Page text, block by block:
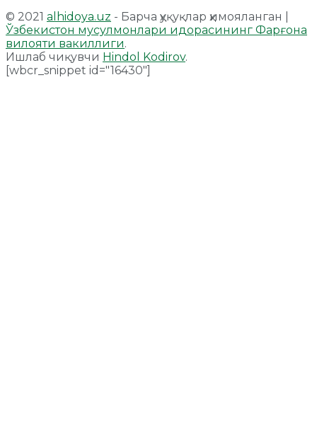
© 2021 alhidoya.uz - Барча ҳуқуқлар ҳимояланган |
Ўзбекистон мусулмонлари идорасининг Фарғона
вилояти вакиллиги.
Ишлаб чиқувчи Hindol Kodirov.
[wbcr_snippet id="16430"]